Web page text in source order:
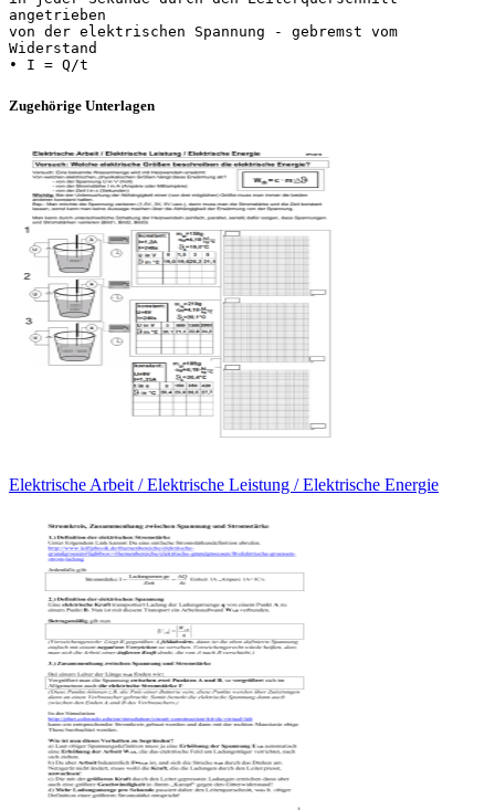
angetrieben
von der elektrischen Spannung - gebremst vom
Widerstand
Zugehörige Unterlagen
Elektrische Arbeit / Elektrische Leistung / Elektrische Energie